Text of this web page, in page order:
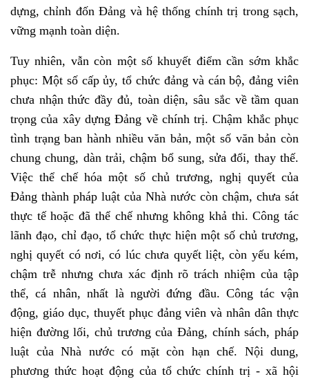
dựng, chỉnh đốn Đảng và hệ thống chính trị trong sạch,
vững mạnh toàn diện.
Tuy nhiên, vẫn còn một số khuyết điểm cần sớm khắc
phục: Một số cấp ủy, tổ chức đảng và cán bộ, đảng viên
chưa nhận thức đầy đủ, toàn diện, sâu sắc về tầm quan
trọng của xây dựng Đảng về chính trị. Chậm khắc phục
tình trạng ban hành nhiều văn bản, một số văn bản còn
chung chung, dàn trải, chậm bổ sung, sửa đổi, thay thế.
Việc thể chế hóa một số chủ trương, nghị quyết của
Đảng thành pháp luật của Nhà nước còn chậm, chưa sát
thực tế hoặc đã thể chế nhưng không khả thi. Công tác
lãnh đạo, chỉ đạo, tổ chức thực hiện một số chủ trương,
nghị quyết có nơi, có lúc chưa quyết liệt, còn yếu kém,
chậm trễ nhưng chưa xác định rõ trách nhiệm của tập
thể, cá nhân, nhất là người đứng đầu. Công tác vận
động, giáo dục, thuyết phục đảng viên và nhân dân thực
hiện đường lối, chủ trương của Đảng, chính sách, pháp
luật của Nhà nước có mặt còn hạn chế. Nội dung,
phương thức hoạt động của tổ chức chính trị - xã hội